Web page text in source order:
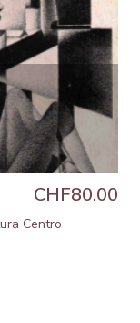
CHF80.00
Centro